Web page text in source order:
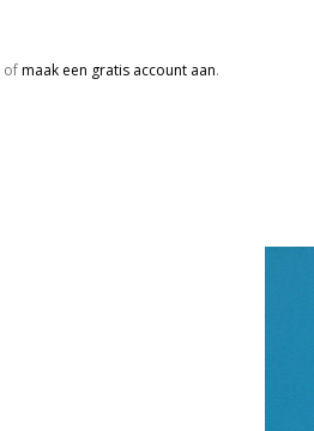
ofmaak een gratis account aan.